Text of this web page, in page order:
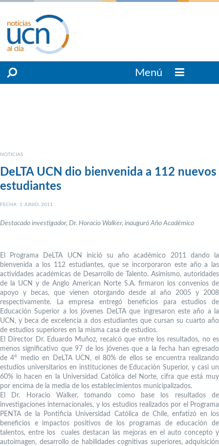
Menú
NOTICIAS
DeLTA UCN dio bienvenida a 112 nuevos
estudiantes
FECHA: 1 JUNIO, 2011
Destacado investigador, Dr. Horacio Walker, inauguró Año Académico
El Programa DeLTA UCN inició su año académico 2011 dando la
bienvenida a los 112 estudiantes, que se incorporaron este año a las
actividades académicas de Desarrollo de Talento. Asimismo, autoridades
de la UCN y de Anglo American Norte S.A. firmaron los convenios de
apoyo y becas, que vienen otorgando desde al año 2005 y 2008
respectivamente. La empresa entregó beneficios para estudios de
Educación Superior a los jóvenes DeLTA que ingresaron este año a la
UCN, y beca de excelencia a dos estudiantes que cursan su cuarto año
de estudios superiores en la misma casa de estudios.
El Director Dr. Eduardo Muñoz, recalcó que entre los resultados, no es
menos significativo que 97 de los jóvenes que a la fecha han egresado
de 4° medio en DeLTA UCN, el 80% de ellos se encuentra realizando
estudios universitarios en instituciones de Educación Superior, y casi un
60% lo hacen en la Universidad Católica del Norte, cifra que está muy
por encima de la media de los establecimientos municipalizados.
El Dr. Horacio Walker, tomando como base los resultados de
investigaciones internacionales, y los estudios realizados por el Programa
PENTA de la Pontificia Universidad Católica de Chile, enfatizó en los
beneficios e impactos positivos de los programas de educación de
talentos, entre los cuales destacan las mejoras en el auto concepto y
autoimagen, desarrollo de habilidades cognitivas superiores, adquisición